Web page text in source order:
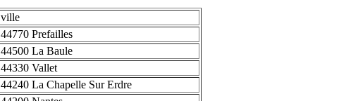
ville
44770 Prefailles
44500 La Baule
44330 Vallet
44240 La Chapelle Sur Erdre